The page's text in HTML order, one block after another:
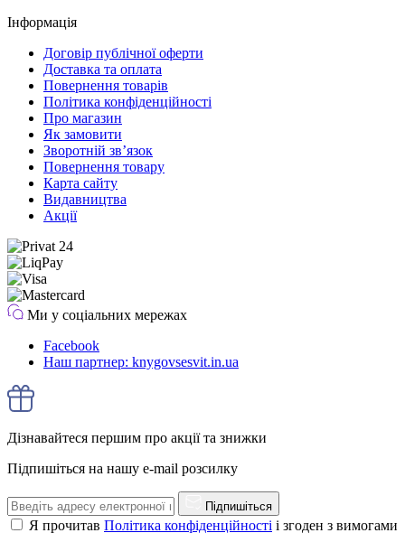
Інформація
Договір публічної оферти
Доставка та оплата
Повернення товарів
Політика конфіденційності
Про магазин
Як замовити
Зворотній зв’язок
Повернення товару
Карта сайту
Видавництва
Акції
Ми у соціальних мережах
Facebook
Наш партнер: knygovsesvit.in.ua
Дізнавайтеся першим про акції та знижки
Підпишіться на нашу e-mail розсилку
Підпишіться
Я прочитав Політика конфіденційності і згоден з вимогами